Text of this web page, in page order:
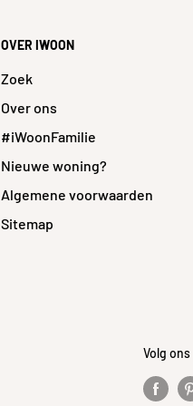
OVER IWOON
Zoek
Over ons
#iWoonFamilie
Nieuwe woning?
Algemene voorwaarden
Sitemap
Volg ons